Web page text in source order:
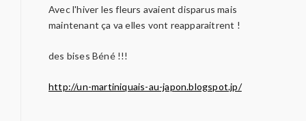
Avec l'hiver les fleurs avaient disparus mais
maintenant ça va elles vont reapparaitrent !
des bises Béné !!!
http://un-martiniquais-au-japon.blogspot.jp/